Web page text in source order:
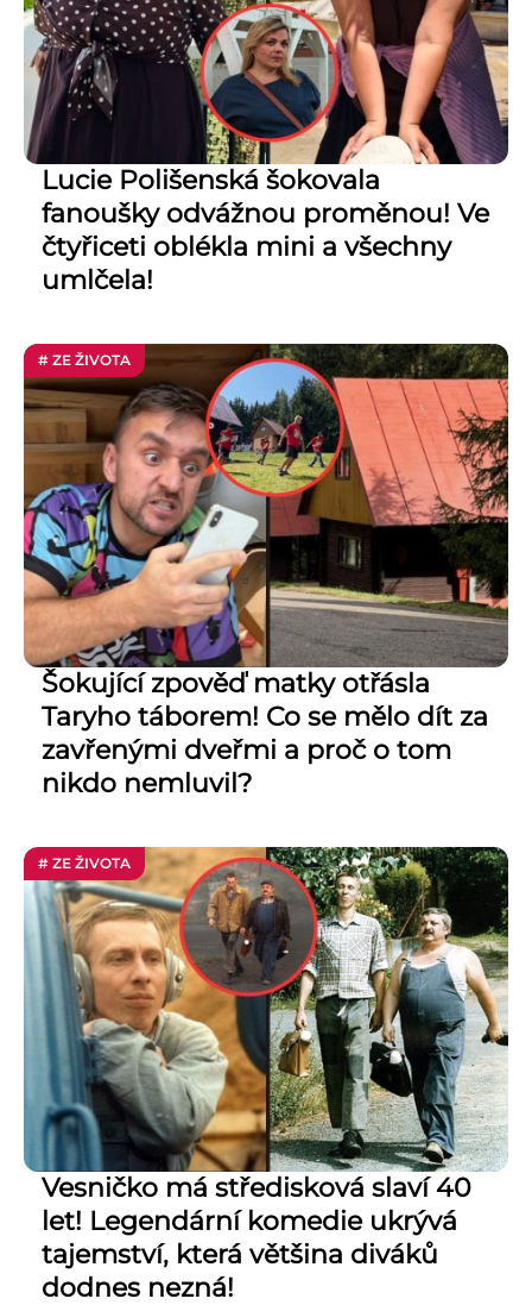
Lucie Polišenská šokovala
fanoušky odvážnou proměnou! Ve
čtyřiceti oblékla mini a všechny
umlčela!
# ZE ŽIVOTA
Šokující zpověď matky otřásla
Taryho táborem! Co se mělo dít za
zavřenými dveřmi a proč o tom
nikdo nemluvil?
# ZE ŽIVOTA
Vesničko má středisková slaví 40
let! Legendární komedie ukrývá
tajemství, která většina diváků
dodnes nezná!